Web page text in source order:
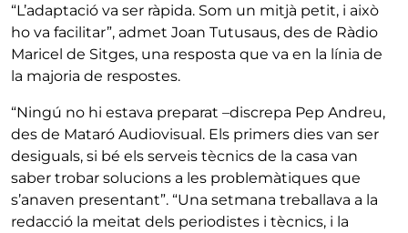
“L’adaptació va ser ràpida. Som un mitjà petit, i això
ho va facilitar”, admet Joan Tutusaus, des de Ràdio
Maricel de Sitges, una resposta que va en la línia de
la majoria de respostes.
“Ningú no hi estava preparat –discrepa Pep Andreu,
des de Mataró Audiovisual. Els primers dies van ser
desiguals, si bé els serveis tècnics de la casa van
saber trobar solucions a les problemàtiques que
s’anaven presentant”. “Una setmana treballava a la
redacció la meitat dels periodistes i tècnics, i la